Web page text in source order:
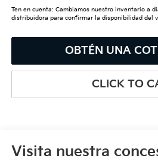
Ten en cuenta: Cambiamos nuestro inventario a
distribuidora para confirmar la disponibilidad del
OBTÉN UNA
CLICK TO
Visita nuestra